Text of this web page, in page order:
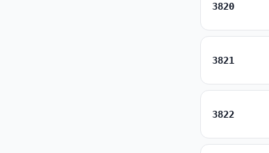
3820
3821
3822